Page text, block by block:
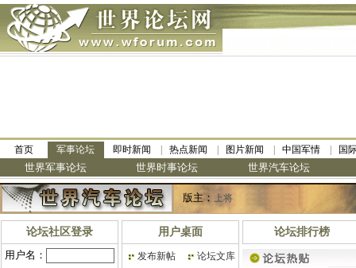
首页 军事论坛 即时新闻 热点新闻 图片新闻 中国军情 国
世界军事论坛 世界时事论坛 世界汽车论坛
版主：上将
论坛社区登录
用户名：
用户桌面
发布新帖
论坛文库
论坛排行榜